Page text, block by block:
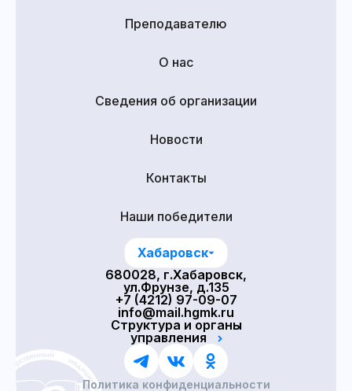
Преподавателю
О нас
Сведения об организации
Новости
Контакты
Наши победители
Хабаровск
680028, г.Хабаровск,
ул.Фрунзе, д.135
+7 (4212) 97-09-07
info@mail.hgmk.ru
Структура и органы
управления
Политика конфиденциальности